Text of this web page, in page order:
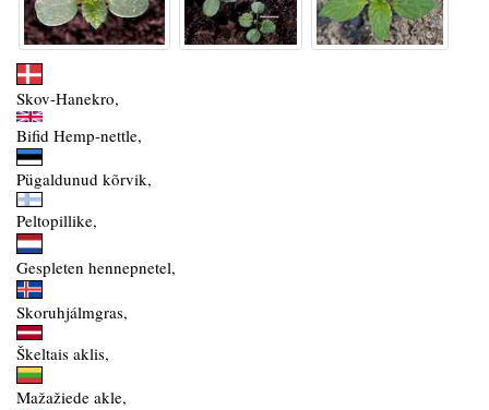
Skov-Hanekro,
Bifid Hemp-nettle,
Pügaldunud kõrvik,
Peltopillike,
Gespleten hennepnetel,
Skoruhjálmgras,
Škeltais aklis,
Mažažiede akle,